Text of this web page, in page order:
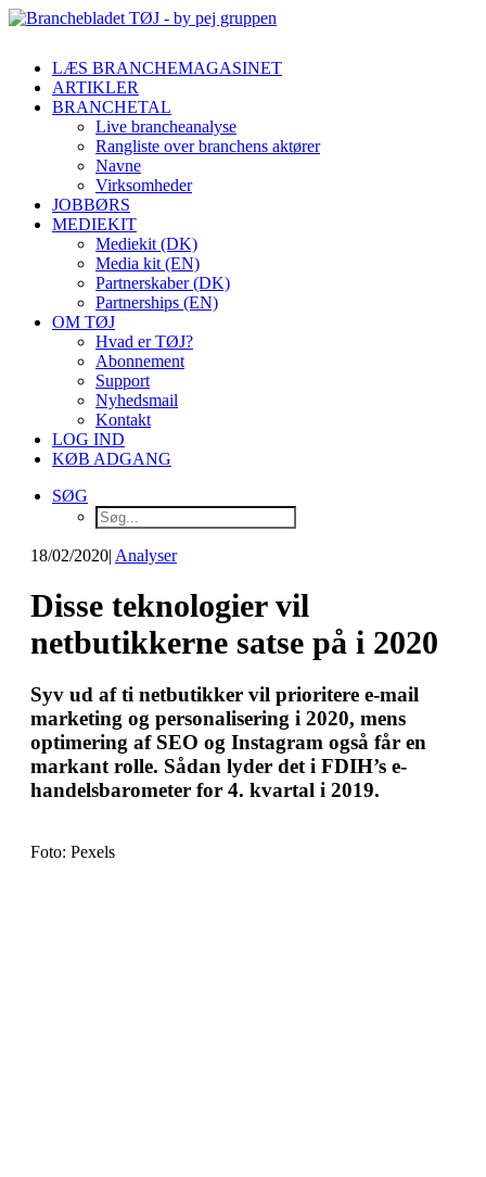
LÆS BRANCHEMAGASINET
ARTIKLER
BRANCHETAL
Live brancheanalyse
Rangliste over branchens aktører
Navne
Virksomheder
JOBBØRS
MEDIEKIT
Mediekit (DK)
Media kit (EN)
Partnerskaber (DK)
Partnerships (EN)
OM TØJ
Hvad er TØJ?
Abonnement
Support
Nyhedsmail
Kontakt
LOG IND
KØB ADGANG
SØG
18/02/2020| Analyser
Disse teknologier vil
netbutikkerne satse på i 2020
Syv ud af ti netbutikker vil prioritere e-mail
marketing og personalisering i 2020, mens
optimering af SEO og Instagram også får en
markant rolle. Sådan lyder det i FDIH’s e-
handelsbarometer for 4. kvartal i 2019.
Foto: Pexels